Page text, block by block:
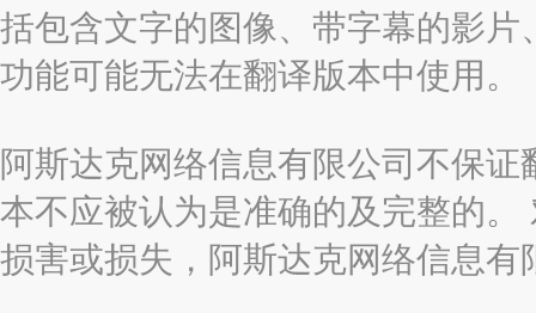
括包含文字的图像、带字幕的影
功能可能无法在翻译版本中使用。
阿斯达克网络信息有限公司不保
本不应被认为是准确的及完整的
损害或损失，阿斯达克网络信息